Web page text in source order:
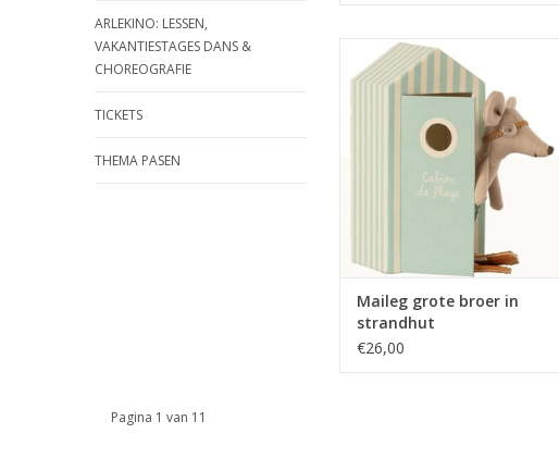
ARLEKINO: LESSEN,
VAKANTIESTAGES DANS &
CHOREOGRAFIE
TICKETS
THEMA PASEN
De Maileg grote broer muis gaat
gezellig met de Maileg muizen
familie een dagje naar het strand.
Zwembroek aan, zwemflippers
en duikbril mee! Genoeg
gespeeld in de zee? Dan kan de
Maileg muis grote broer even
heerlijk bijkomen bij zijn
strandhuisje.
TOEVOEGEN AAN WINKELWAGEN
Maileg grote broer in
strandhut
€26,00
Pagina 1 van 11